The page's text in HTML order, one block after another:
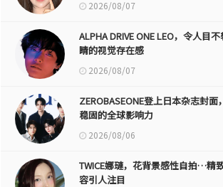
2026/08/07
ALPHA DRIVE ONE LEO，令人目不
睛的视觉存在感
2026/08/07
ZEROBASEONE登上日本杂志封面，
稳固的全球影响力
2026/08/06
TWICE娜璉，花背景感性自拍…精
容引人注目